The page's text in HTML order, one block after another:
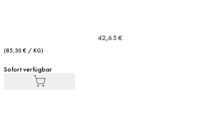
42,65 €
(85,30 € / KG)
Sofort verfügbar